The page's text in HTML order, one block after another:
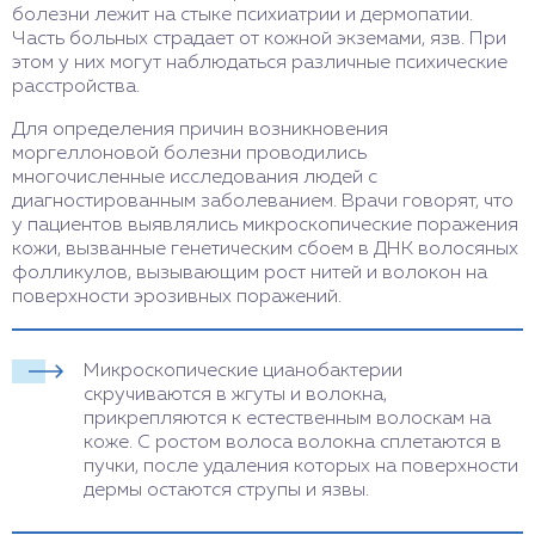
болезни лежит на стыке психиатрии и дермопатии.
Часть больных страдает от кожной экземами, язв. При
этом у них могут наблюдаться различные психические
расстройства.
Для определения причин возникновения
моргеллоновой болезни проводились
многочисленные исследования людей с
диагностированным заболеванием. Врачи говорят, что
у пациентов выявлялись микроскопические поражения
кожи, вызванные генетическим сбоем в ДНК волосяных
фолликулов, вызывающим рост нитей и волокон на
поверхности эрозивных поражений.
Микроскопические цианобактерии
скручиваются в жгуты и волокна,
прикрепляются к естественным волоскам на
коже. С ростом волоса волокна сплетаются в
пучки, после удаления которых на поверхности
дермы остаются струпы и язвы.